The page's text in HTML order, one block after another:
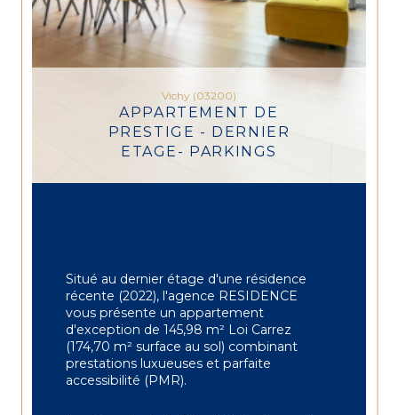
Vichy (03200)
APPARTEMENT DE
PRESTIGE - DERNIER
ETAGE- PARKINGS
Situé au dernier étage d'une résidence
récente (2022), l'agence RESIDENCE
vous présente un appartement
d'exception de 145,98 m² Loi Carrez
(174,70 m² surface au sol) combinant
prestations luxueuses et parfaite
accessibilité (PMR).